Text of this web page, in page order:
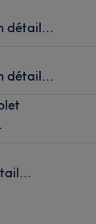
détail...
détail...